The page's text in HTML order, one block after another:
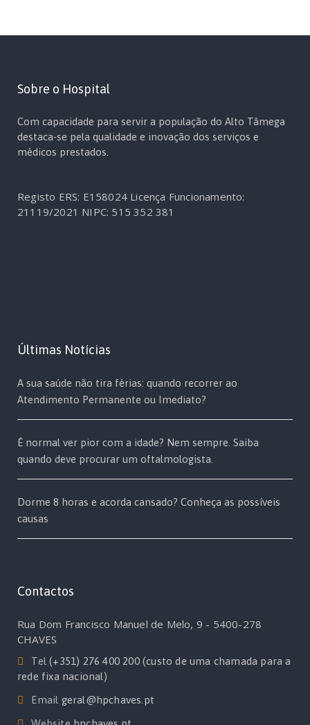
Sobre o Hospital
Com capacidade para servir a população do Alto Tâmega
destaca-se pela qualidade e inovação dos serviços e
médicos prestados.
Registo ERS: E158024 Licença Funcionamento:
21119/2021 NIPC: 515 352 381
Últimas Notícias
A sua saúde não tira férias: quando recorrer ao
Atendimento Permanente ou Imediato?
É normal ver pior com a idade? Nem sempre. Saiba
quando deve procurar um oftalmologista.
Dorme 8 horas e acorda cansado? Conheça as possíveis
causas
Contactos
Rua Dom Francisco Manuel de Melo, 9 - 5400-278
CHAVES
Tel(+351) 276 400 200 (custo de uma chamada para a
rede fixa nacional)
Email geral@hpchaves.pt